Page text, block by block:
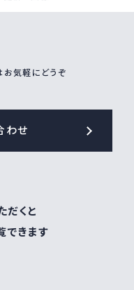
お気軽にどうぞ
わせ
だくと
できます